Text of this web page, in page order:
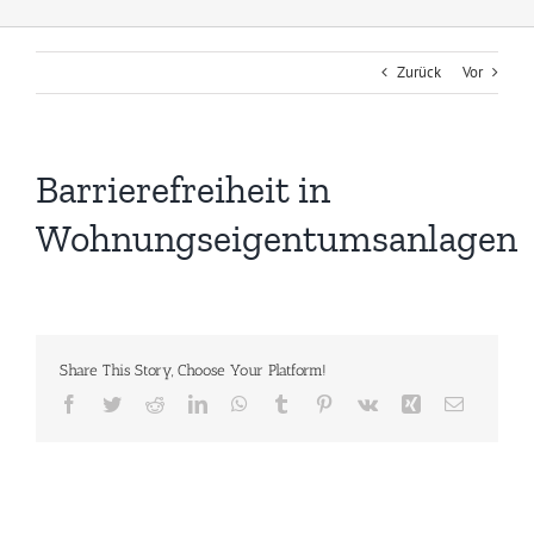
Zurück Vor
Barrierefreiheit in
Wohnungseigentumsanlagen
Share This Story, Choose Your Platform!
Facebook
TwitterRedditLinkedInWhatsApp
Tumblr Pinterest
Vk Xing E-